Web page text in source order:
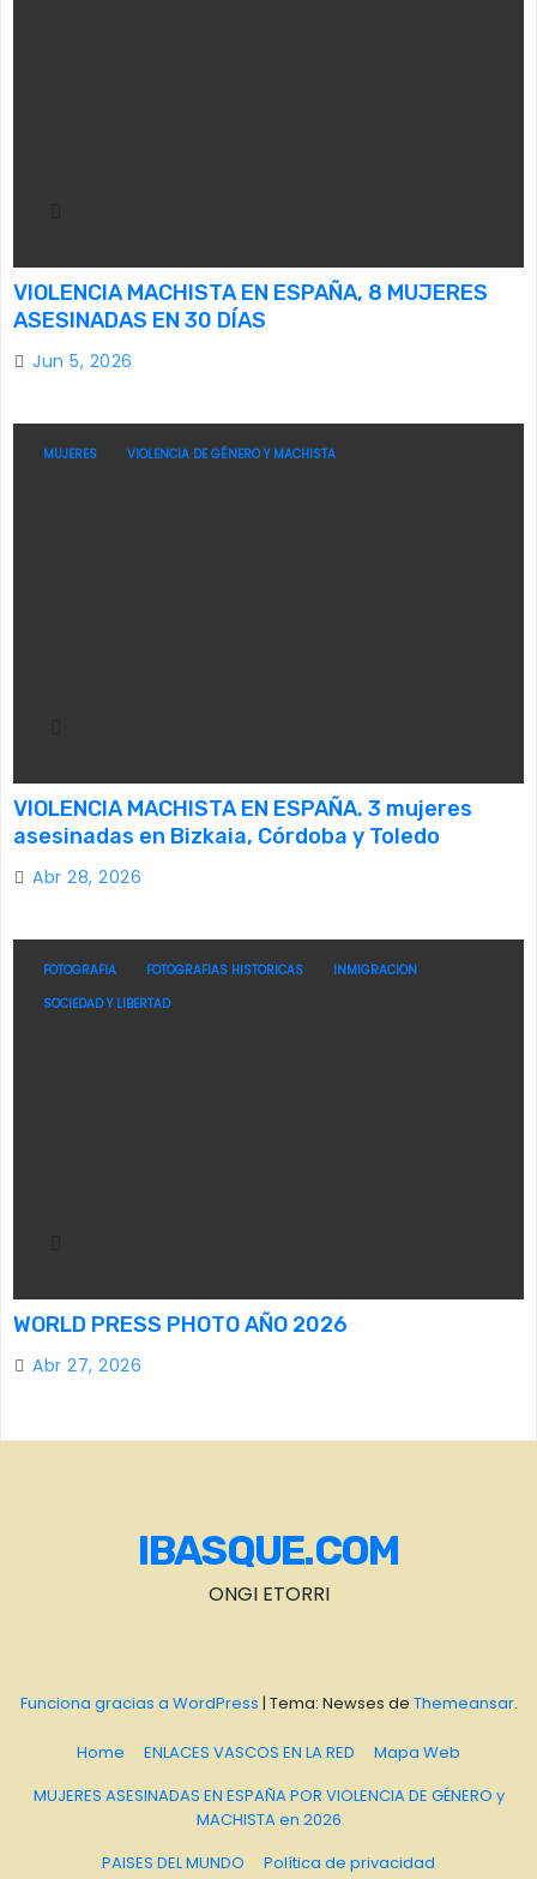
VIOLENCIA MACHISTA EN ESPAÑA, 8 MUJERES
ASESINADAS EN 30 DÍAS
Jun 5, 2026
MUJERES VIOLENCIA DE GÉNERO Y MACHISTA
VIOLENCIA MACHISTA EN ESPAÑA. 3 mujeres
asesinadas en Bizkaia, Córdoba y Toledo
Abr 28, 2026
FOTOGRAFIA FOTOGRAFIAS HISTORICAS
INMIGRACION
SOCIEDAD Y LIBERTAD
WORLD PRESS PHOTO AÑO 2026
Abr 27, 2026
IBASQUE.COM
ONGI ETORRI
Funciona gracias a WordPress | Tema: Newses de Themeansar.
Home ENLACES VASCOS EN LA RED
Mapa Web
MUJERES ASESINADAS EN ESPAÑA POR VIOLENCIA DE GÉNERO y
MACHISTA en 2026
PAISES DEL MUNDO
Política de privacidad